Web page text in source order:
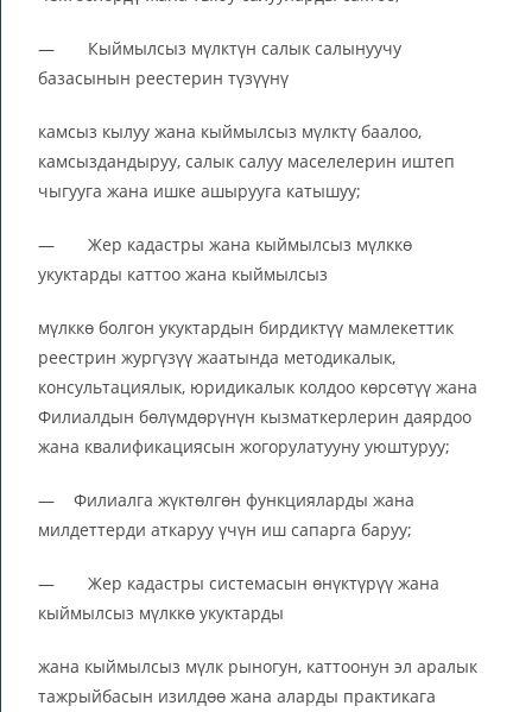
— Кыймылсыз мүлктүн салык салынуучу
базасынын реестерин түзүүнү
камсыз кылуу жана кыймылсыз мүлктү баалоо,
камсыздандыруу, салык салуу маселелерин иштеп
чыгууга жана ишке ашырууга катышуу;
— Жер кадастры жана кыймылсыз мүлккө
укуктарды каттоо жана кыймылсыз
мүлккө болгон укуктардын бирдиктүү мамлекеттик
реестрин жургүзүү жаатында методикалык,
консультациялык, юридикалык колдоо көрсөтүү жана
Филиалдын бөлүмдөрүнүн кызматкерлерин даярдоо
жана квалификациясын жогорулатууну уюштуруу;
— Филиалга жүктөлгөн функцияларды жана
милдеттерди аткаруу үчүн иш сапарга баруу;
— Жер кадастры системасын өнүктүрүү жана
кыймылсыз мүлккө укуктарды
жана кыймылсыз мүлк рыногун, каттоонун эл аралык
тажрыйбасын изилдөө жана аларды практикага